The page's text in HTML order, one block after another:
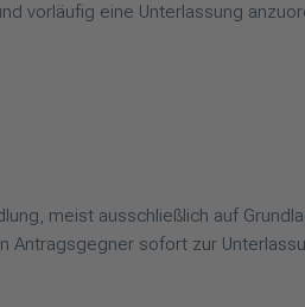
vorläufig eine Unterlassung
meist ausschließlich auf
sofort zur